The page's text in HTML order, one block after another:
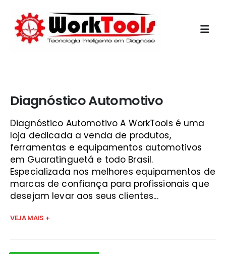
Diagnóstico Automotivo
Diagnóstico Automotivo A WorkTools é uma
loja dedicada a venda de produtos,
ferramentas e equipamentos automotivos
em Guaratinguetá e todo Brasil.
Especializada nos melhores equipamentos de
marcas de confiança para profissionais que
desejam levar aos seus clientes...
VEJA MAIS +